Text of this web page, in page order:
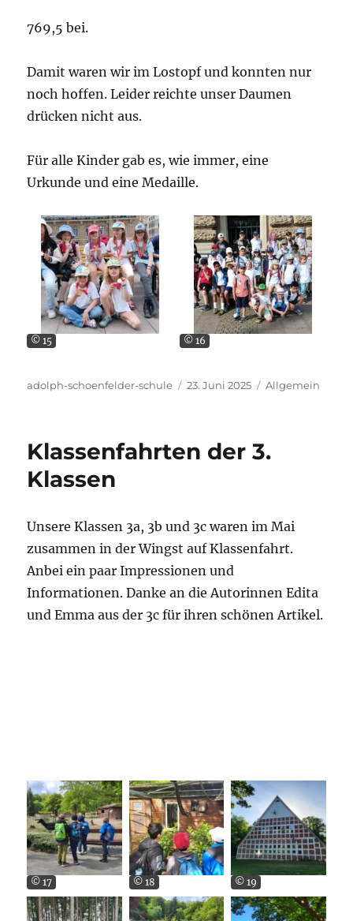
769,5 bei.
Damit waren wir im Lostopf und konnten nur
noch hoffen. Leider reichte unser Daumen
drücken nicht aus.
Für alle Kinder gab es, wie immer, eine
Urkunde und eine Medaille.
© 15 © 16
Autor
adolph-schoenfelder-schule
Veröffentlicht
23. Juni 2025 Kategorien
Allgemein
Klassenfahrten der 3.
Klassen
Unsere Klassen 3a, 3b und 3c waren im Mai
zusammen in der Wingst auf Klassenfahrt.
Anbei ein paar Impressionen und
Informationen. Danke an die Autorinnen Edita
und Emma aus der 3c für ihren schönen Artikel.
© 17 © 18 © 19